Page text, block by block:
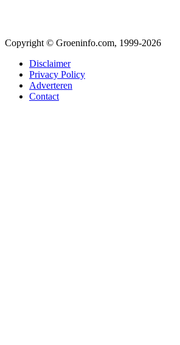
Copyright © Groeninfo.com, 1999-2026
Disclaimer
Privacy Policy
Adverteren
Contact